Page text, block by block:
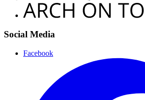
Social Media
Facebook